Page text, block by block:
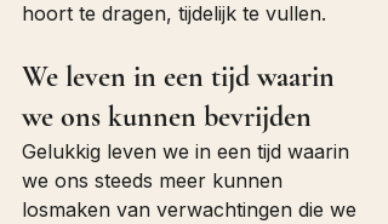
hoort te dragen, tijdelijk te vullen.
We leven in een tijd waarin
we ons kunnen bevrijden
Gelukkig leven we in een tijd waarin
we ons steeds meer kunnen
losmaken van verwachtingen die we